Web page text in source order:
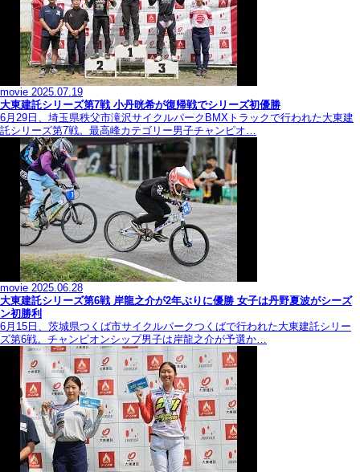
movie 2025.07.19
大東建託シリーズ第7戦 ⼩丹晄希が復帰戦でシリーズ初優勝
6月29日、埼玉県秩父市滝沢サイクルパークBMXトラックで行われた大東建
託シリーズ第7戦。最高峰カテゴリー男子チャンピオ…
movie 2025.06.28
大東建託シリーズ第6戦 岸龍之介が2年ぶりに優勝 女子は丹野夏波がシーズ
ン初勝利
6月15日、茨城県つくば市サイクルパークつくばで行われた大東建託シリー
ズ第6戦。チャンピオンシップ男子は岸龍之介が予選か…